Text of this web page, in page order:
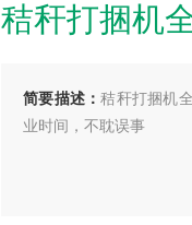
秸秆打捆机
简要描述：秸秆打捆机
业时间，不耽误事